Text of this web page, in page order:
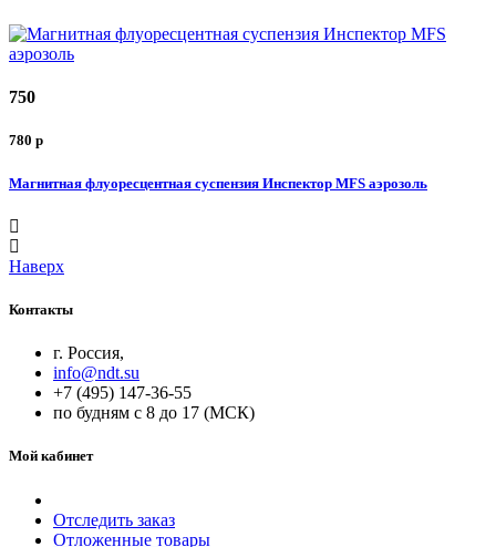
750
780 p
Магнитная флуоресцентная суспензия Инспектор MFS аэрозоль
Наверх
Контакты
г. Россия,
info@ndt.su
+7 (495) 147-36-55
по будням с 8 до 17 (МСК)
Мой кабинет
Отследить заказ
Отложенные товары